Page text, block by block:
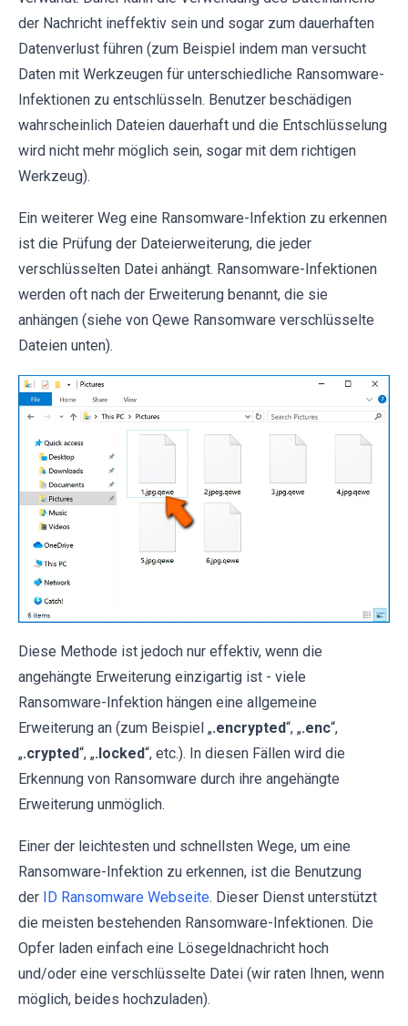
der Nachricht ineffektiv sein und sogar zum dauerhaften
Datenverlust führen (zum Beispiel indem man versucht
Daten mit Werkzeugen für unterschiedliche Ransomware-
Infektionen zu entschlüsseln. Benutzer beschädigen
wahrscheinlich Dateien dauerhaft und die Entschlüsselung
wird nicht mehr möglich sein, sogar mit dem richtigen
Werkzeug).
Ein weiterer Weg eine Ransomware-Infektion zu erkennen
ist die Prüfung der Dateierweiterung, die jeder
verschlüsselten Datei anhängt. Ransomware-Infektionen
werden oft nach der Erweiterung benannt, die sie
anhängen (siehe von Qewe Ransomware verschlüsselte
Dateien unten).
Diese Methode ist jedoch nur effektiv, wenn die
angehängte Erweiterung einzigartig ist - viele
Ransomware-Infektion hängen eine allgemeine
Erweiterung an (zum Beispiel „.encrypted“, „.enc“,
„.crypted“, „.locked“, etc.). In diesen Fällen wird die
Erkennung von Ransomware durch ihre angehängte
Erweiterung unmöglich.
Einer der leichtesten und schnellsten Wege, um eine
Ransomware-Infektion zu erkennen, ist die Benutzung
der ID Ransomware Webseite. Dieser Dienst unterstützt
die meisten bestehenden Ransomware-Infektionen. Die
Opfer laden einfach eine Lösegeldnachricht hoch
und/oder eine verschlüsselte Datei (wir raten Ihnen, wenn
möglich, beides hochzuladen).